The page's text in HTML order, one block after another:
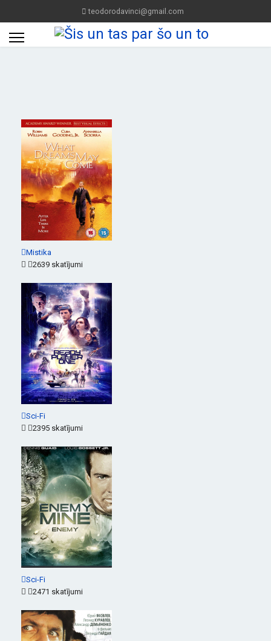
teodorodavinci@gmail.com
Mistika
2639 skatījumi
Sci-Fi
2395 skatījumi
Sci-Fi
2471 skatījumi